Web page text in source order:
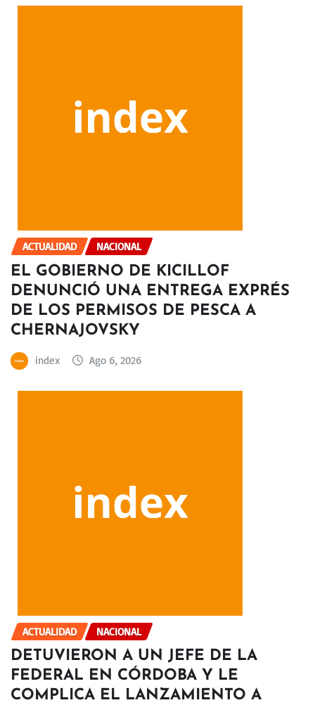
ACTUALIDAD NACIONAL
EL GOBIERNO DE KICILLOF
DENUNCIÓ UNA ENTREGA EXPRÉS
DE LOS PERMISOS DE PESCA A
CHERNAJOVSKY
index Ago 6, 2026
ACTUALIDAD NACIONAL
DETUVIERON A UN JEFE DE LA
FEDERAL EN CÓRDOBA Y LE
COMPLICA EL LANZAMIENTO A